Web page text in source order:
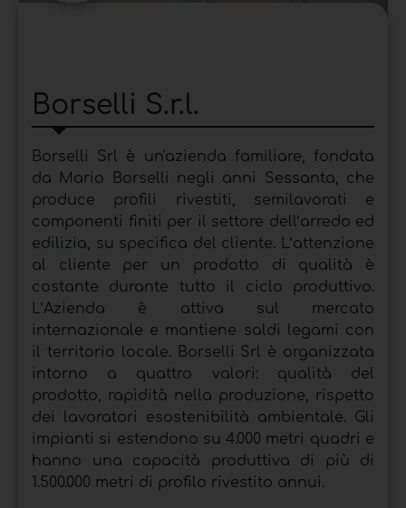
Borselli S.r.l.
Borselli Srl è un'azienda familiare, fondata
da Mario Borselli negli anni Sessanta, che
produce profili rivestiti, semilavorati e
componenti finiti per il settore dell’arredo ed
edilizia, su specifica del cliente. L’attenzione
al cliente per un prodotto di qualità è
costante durante tutto il ciclo produttivo.
L’Azienda è attiva sul mercato
internazionale e mantiene saldi legami con
il territorio locale. Borselli Srl è organizzata
intorno a quattro valori: qualità del
prodotto, rapidità nella produzione, rispetto
dei lavoratori esostenibilità ambientale. Gli
impianti si estendono su 4.000 metri quadri e
hanno una capacità produttiva di più di
1.500.000 metri di profilo rivestito annui.